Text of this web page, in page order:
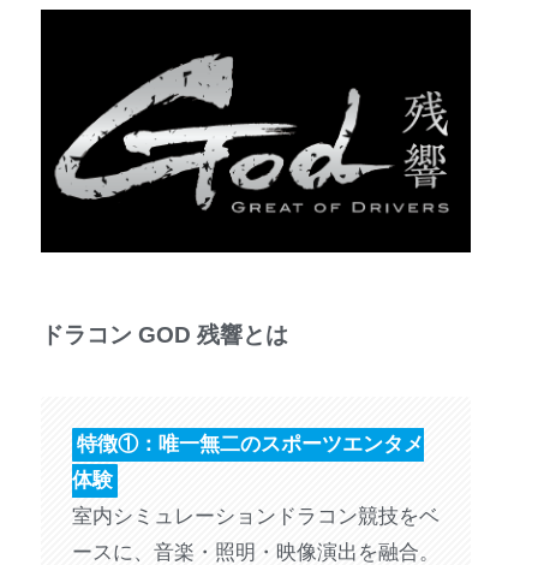
ドラコン GOD 残響とは
特徴①：唯一無二のスポーツエンタメ
体験
室内シミュレーションドラコン競技をベ
ースに、音楽・照明・映像演出を融合。